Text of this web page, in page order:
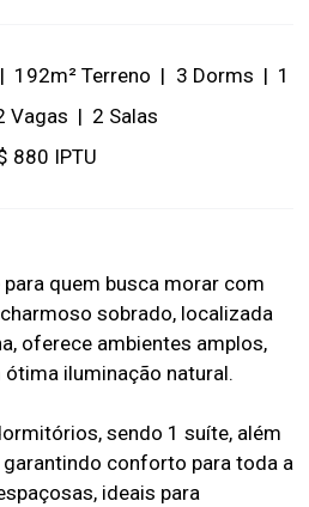
| 192m² Terreno | 3 Dorms | 1
Vagas | 2 Salas
880 IPTU
quem busca morar com
sobrado, localizada
oferece ambientes amplos,
iluminação natural.
sendo 1 suíte, além
conforto para toda a
ideais para